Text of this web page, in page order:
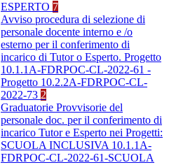
ESPERTO 7
Avviso procedura di selezione di
personale docente interno e /o
esterno per il conferimento di
incarico di Tutor o Esperto. Progetto
10.1.1A-FDRPOC-CL-2022-61 -
Progetto 10.2.2A-FDRPOC-CL-
2022-73 2
Graduatorie Provvisorie del
personale doc. per il conferimento di
incarico Tutor e Esperto nei Progetti:
SCUOLA INCLUSIVA 10.1.1A-
FDRPOC-CL-2022-61-SCUOLA